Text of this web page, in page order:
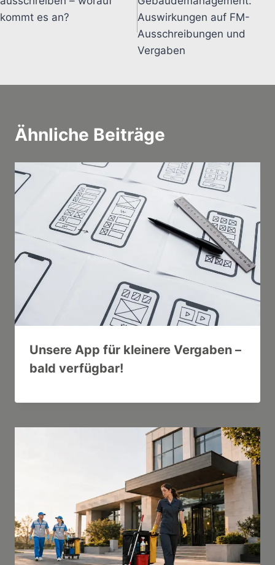
kommt es an?
Auswirkungen auf FM-
Ausschreibungen und
Vergaben
Ähnliche Beiträge
Unsere App für kleinere Vergaben –
bald verfügbar!